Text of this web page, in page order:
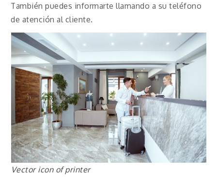
También puedes informarte llamando a su teléfono
de atención al cliente.
Vector icon of printer